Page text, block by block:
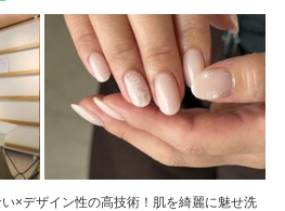
×デザイン性の高技術！肌を綺麗に魅せ洗